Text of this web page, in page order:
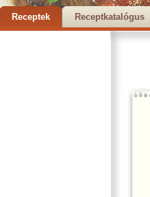
Receptek Receptkatalógus